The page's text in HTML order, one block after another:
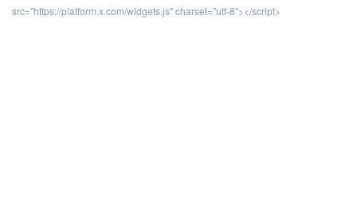
src="https://platform.x.com/widgets.js" charset="utf-8"></script>